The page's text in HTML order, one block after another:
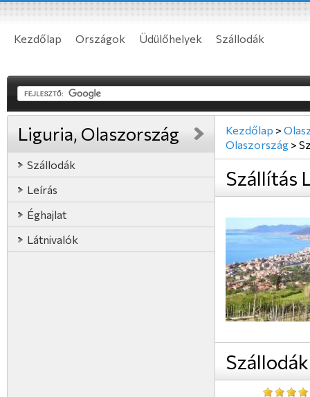
Kezdőlap Országok Üdülőhelyek Szállodák
Liguria, Olaszország
Szállodák
Leírás
Éghajlat
Látnivalók
Kezdőlap >
Olaszország >
Szállítás
Szállodák